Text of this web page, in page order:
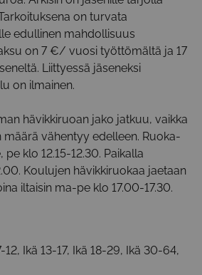
on turvata
edullinen mahdollisuus
on 7 €/ vuosi työttömältä ja 17
Liittyessä jäseneksi
on ilmainen.
hävikkiruoan jako jatkuu, vaikka
vähentyy edelleen. Ruoka-
klo 12.15-12.30. Paikalla
Koulujen hävikkiruokaa jaetaan
iltaisin ma-pe klo 17.00-17.30.
Ikä 13-17, Ikä 18-29, Ikä 30-64,